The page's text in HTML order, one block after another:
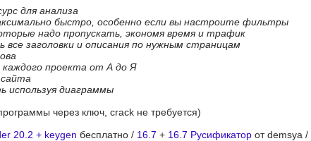
для анализа
быстро, особенно если вы настроите фильтры
надо пропускать, экономя время и трафик
заголовки и описания по нужным страницам
каждого проекта от А до Я
используя диаграммы
через ключ, crack не требуется)
20.2 + keygen бесплатно / 16.7 + 16.7 Русификатор от demsya /